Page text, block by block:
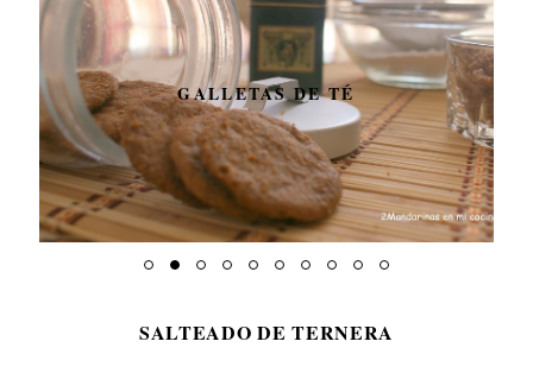
GALLETAS DE TÉ
SALTEADO DE TERNERA